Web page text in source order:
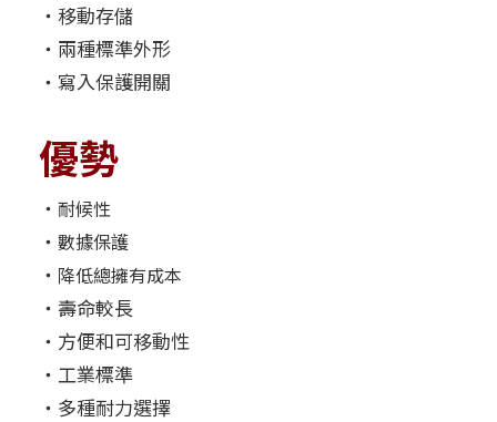
‧移動存儲
‧兩種標準外形
‧寫入保護開關
優勢
‧ 耐候性
‧ 數據保護
‧ 降低總擁有成本
‧壽命較長
‧方便和可移動性
‧工業標準
‧多種耐力選擇